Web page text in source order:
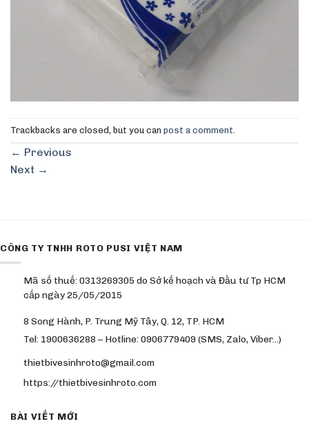
Trackbacks are closed, but you can post a comment
← Previous
Next →
CÔNG TY TNHH ROTO PUSI VIỆT NAM
Mã số thuế: 0313269305 do Sở kế hoạch và Đầu tư Tp HCM
cấp ngày 25/05/2015
8 Song Hành, P. Trung Mỹ Tây, Q. 12, TP. HCM
Tel: 1900636288 – Hotline: 0906779409 (SMS, Zalo, Viber…)
thietbivesinhroto@gmail.com
https://thietbivesinhroto.com
BÀI VIẾT MỚI